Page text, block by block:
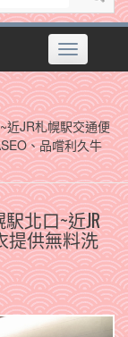
Toggle
navigation
近JR札幌駅交通便
、品嚐利久牛
北口~近JR
提供無料洗